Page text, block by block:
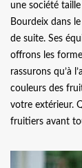
une société
Bourdeix dans
de suite. Ses
offrons les
rassurons qu’à
couleurs des
votre extérieur.
fruitiers avant